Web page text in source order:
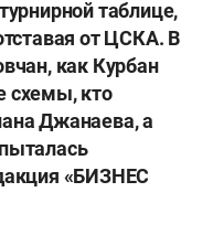
таблице,
от ЦСКА. В
как Курбан
схемы, кто
Джанаева, а
«БИЗНЕС